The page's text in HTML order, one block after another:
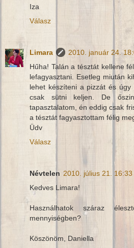
Iza
Válasz
Limara
2010. január 24.
Hűha! Talán a tésztát kellene
lefagyasztani. Esetleg miután
lehet készíteni a pizzát és úgy
csak sütni keljen. De
tapasztalatom, én eddig csak
a tésztát fagyasztottam félig
Üdv
Válasz
Névtelen 2010. július 21. 16:33
Kedves Limara!
Használhatok száraz
mennyiségben?
Köszönöm, Daniella